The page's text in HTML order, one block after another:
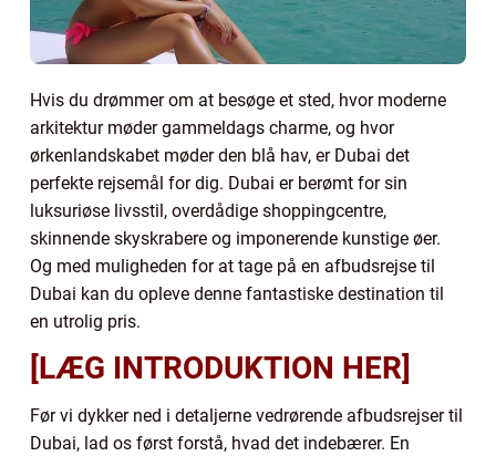
Hvis du drømmer om at besøge et sted, hvor moderne
arkitektur møder gammeldags charme, og hvor
ørkenlandskabet møder den blå hav, er Dubai det
perfekte rejsemål for dig. Dubai er berømt for sin
luksuriøse livsstil, overdådige shoppingcentre,
skinnende skyskrabere og imponerende kunstige øer.
Og med muligheden for at tage på en afbudsrejse til
Dubai kan du opleve denne fantastiske destination til
en utrolig pris.
[LÆG INTRODUKTION HER]
Før vi dykker ned i detaljerne vedrørende afbudsrejser til
Dubai, lad os først forstå, hvad det indebærer. En